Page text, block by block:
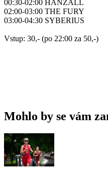
00:30-02:00 HANZALL
02:00-03:00 THE FURY
03:00-04:30 SYBERIUS
Vstup: 30,- (po 22:00 za 50,-)
Mohlo by se vám